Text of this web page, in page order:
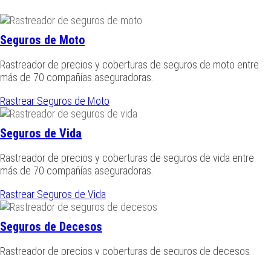
Seguros de Moto
Rastreador de precios y coberturas de seguros de moto entre
más de 70 compañías aseguradoras.
Rastrear Seguros de Moto
Seguros de Vida
Rastreador de precios y coberturas de seguros de vida entre
más de 70 compañías aseguradoras.
Rastrear Seguros de Vida
Seguros de Decesos
Rastreador de precios y coberturas de seguros de decesos